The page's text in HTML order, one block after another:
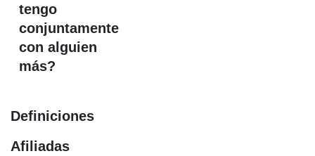
tengo
conjuntamente
con alguien
más?
Definiciones
Afiliadas